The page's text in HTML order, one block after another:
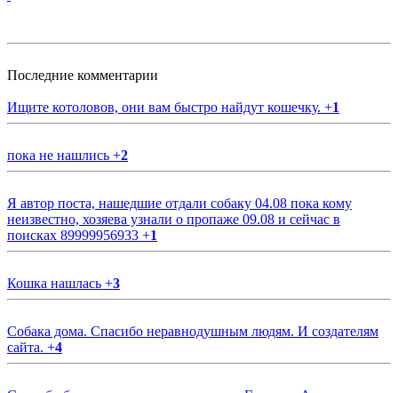
Последние комментарии
Ищите котоловов, они вам быстро найдут кошечку. +1
пока не нашлись +2
Я автор поста, нашедшие отдали собаку 04.08 пока кому
неизвестно, хозяева узнали о пропаже 09.08 и сейчас в
поисках 89999956933 +1
Кошка нашлась +3
Собака дома. Спасибо неравнодушным людям. И создателям
сайта. +4